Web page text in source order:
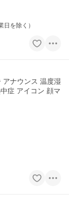
を除く）
アナウンス 温度湿
症 アイコン 顔マ